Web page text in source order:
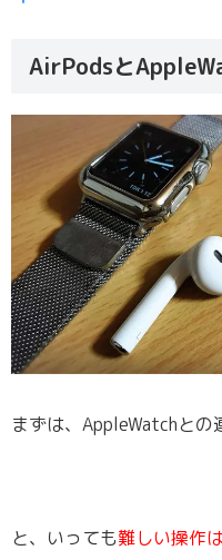
AirPodsと
まずは、AppleWatchとの
と、いっても難しい操作